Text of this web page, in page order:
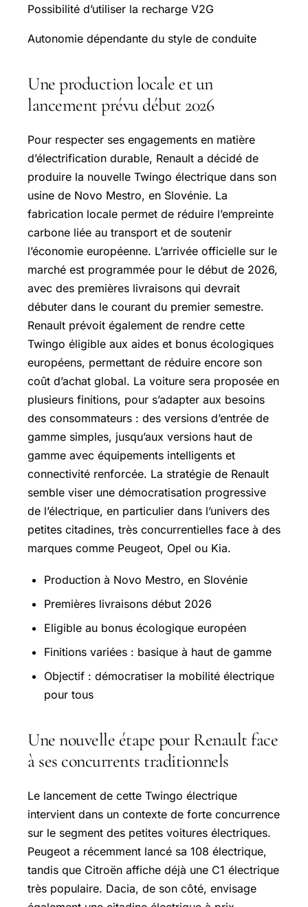
Possibilité d’utiliser la recharge V2G
Autonomie dépendante du style de conduite
Une production locale et un
lancement prévu début 2026
Pour respecter ses engagements en matière
d’électrification durable, Renault a décidé de
produire la nouvelle Twingo électrique dans son
usine de Novo Mestro, en Slovénie. La
fabrication locale permet de réduire l’empreinte
carbone liée au transport et de soutenir
l’économie européenne. L’arrivée officielle sur le
marché est programmée pour le début de 2026,
avec des premières livraisons qui devrait
débuter dans le courant du premier semestre.
Renault prévoit également de rendre cette
Twingo éligible aux aides et bonus écologiques
européens, permettant de réduire encore son
coût d’achat global. La voiture sera proposée en
plusieurs finitions, pour s’adapter aux besoins
des consommateurs : des versions d’entrée de
gamme simples, jusqu’aux versions haut de
gamme avec équipements intelligents et
connectivité renforcée. La stratégie de Renault
semble viser une démocratisation progressive
de l’électrique, en particulier dans l’univers des
petites citadines, très concurrentielles face à des
marques comme Peugeot, Opel ou Kia.
Production à Novo Mestro, en Slovénie
Premières livraisons début 2026
Eligible au bonus écologique européen
Finitions variées : basique à haut de gamme
Objectif : démocratiser la mobilité électrique
pour tous
Une nouvelle étape pour Renault face
à ses concurrents traditionnels
Le lancement de cette Twingo électrique
intervient dans un contexte de forte concurrence
sur le segment des petites voitures électriques.
Peugeot a récemment lancé sa 108 électrique,
tandis que Citroën affiche déjà une C1 électrique
très populaire. Dacia, de son côté, envisage